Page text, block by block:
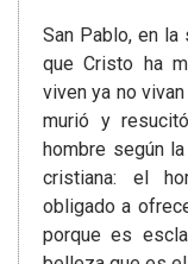
San Pablo, en la
que Cristo ha
viven ya no
murió y
hombre según
cristiana: el
obligado a
porque es